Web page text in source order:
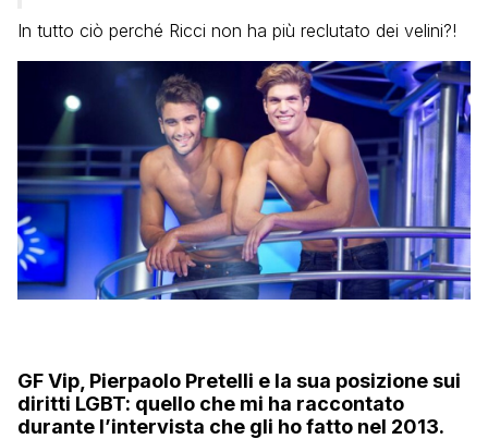
In tutto ciò perché Ricci non ha più reclutato dei velini?!
GF Vip, Pierpaolo Pretelli e la sua posizione sui
diritti LGBT: quello che mi ha raccontato
durante l’intervista che gli ho fatto nel 2013.